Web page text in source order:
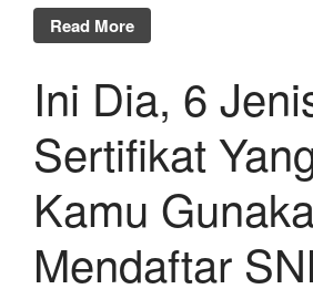
Read More
Ini Dia, 6
Sertifikat
Kamu
Mendaftar